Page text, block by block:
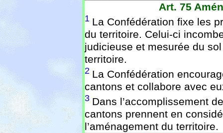
Art. 75
1 La Confédération fixe les
du territoire. Celui-ci
judicieuse et mesurée du
territoire.
2 La Confédération
cantons et collabore avec
3 Dans l’accomplissement
cantons prennent en
l’aménagement du territoire.